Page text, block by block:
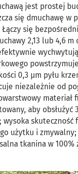
jest prostej
się dmuchawę w
się
2,13 lub 4,6 m
0,3 µm pyłu
niezależnie od
materiał
aby obsłużyć
skuteczność
użytku i
tkanina w 100%